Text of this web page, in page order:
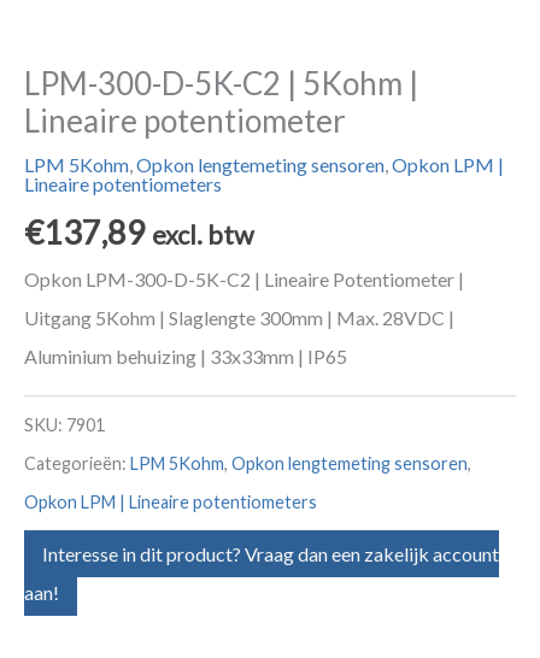
LPM-300-D-5K-C2 | 5Kohm |
Lineaire potentiometer
LPM 5Kohm,Opkon lengtemeting sensoren,Opkon LPM |
Lineaire potentiometers
€137,89 excl. btw
Opkon LPM-300-D-5K-C2 | Lineaire Potentiometer |
Uitgang 5Kohm | Slaglengte 300mm | Max. 28VDC |
Aluminium behuizing | 33x33mm | IP65
SKU: 7901
Categorieën: LPM 5Kohm, Opkon lengtemeting sensoren,
Opkon LPM | Lineaire potentiometers
Interesse in dit product? Vraag dan een zakelijk account
aan!